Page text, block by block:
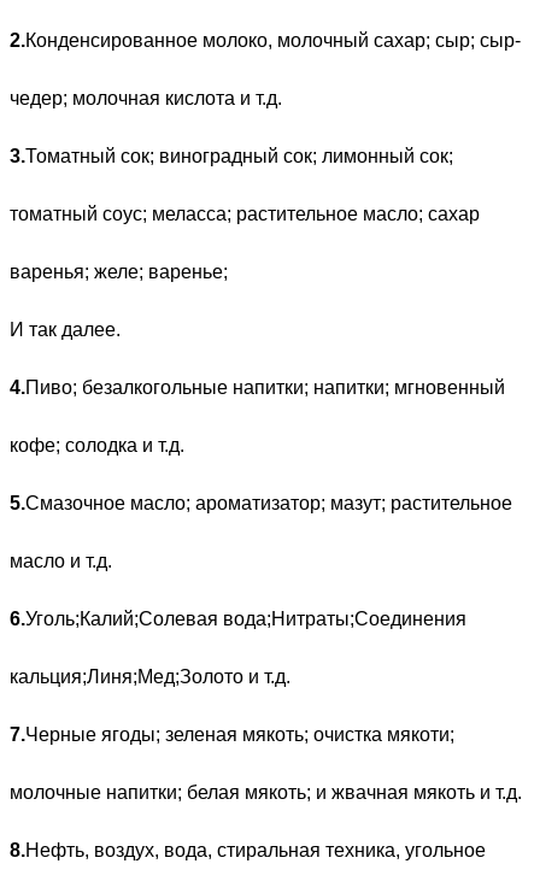
2.Конденсированное молоко, молочный сахар; сыр; сыр-
чедер; молочная кислота и т.д.
3.Томатный сок; виноградный сок; лимонный сок;
томатный соус; меласса; растительное масло; сахар
варенья; желе; варенье;
И так далее.
4.Пиво; безалкогольные напитки; напитки; мгновенный
кофе; солодка и т.д.
5.Смазочное масло; ароматизатор; мазут; растительное
масло и т.д.
6.Уголь;Калий;Солевая вода;Нитраты;Соединения
кальция;Линя;Мед;Золото и т.д.
7.Черные ягоды; зеленая мякоть; очистка мякоти;
молочные напитки; белая мякоть; и жвачная мякоть и т.д.
8.Нефть, воздух, вода, стиральная техника, угольное